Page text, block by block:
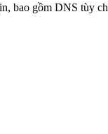
bao gồm DNS tùy